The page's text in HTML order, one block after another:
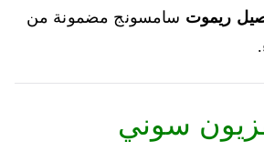
ريموت سامسونج مضمونة من
سوني